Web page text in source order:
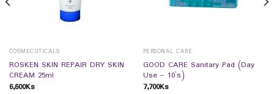
COSMECUTICALS
ROSKEN SKIN REPAIR DRY SKIN
CREAM 25ml
6,600Ks
PERSONAL CARE
GOOD CARE Sanitary Pad (Day
Use – 10`s)
7,700Ks